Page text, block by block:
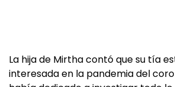
La hija de Mirtha contó que su tía
interesada en la pandemia del